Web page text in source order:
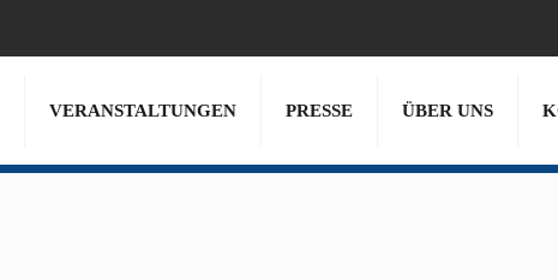
VERANSTALTUNGEN PRESSE ÜBER UNS